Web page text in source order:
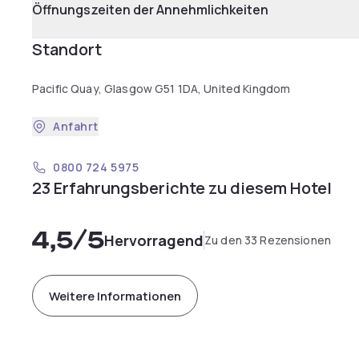
Öffnungszeiten der Annehmlichkeiten
Standort
Pacific Quay, Glasgow G51 1DA, United Kingdom
Anfahrt
0800 724 5975
23 Erfahrungsberichte zu diesem Hotel
4,5/5HervorragendZu den 33 Rezensionen
Weitere Informationen